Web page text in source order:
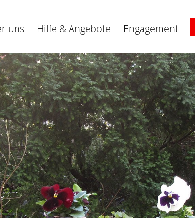
uns Hilfe & Angebote Engagement